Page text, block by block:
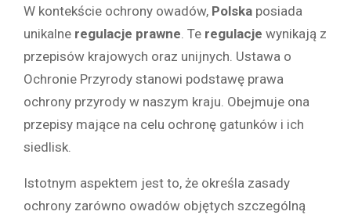
W kontekście ochrony owadów, Polska posiada
unikalne regulacje prawne. Te regulacje wynikają z
przepisów krajowych oraz unijnych. Ustawa o
Ochronie Przyrody stanowi podstawę prawa
ochrony przyrody w naszym kraju. Obejmuje ona
przepisy mające na celu ochronę gatunków i ich
siedlisk.
Istotnym aspektem jest to, że określa zasady
ochrony zarówno owadów objętych szczególną